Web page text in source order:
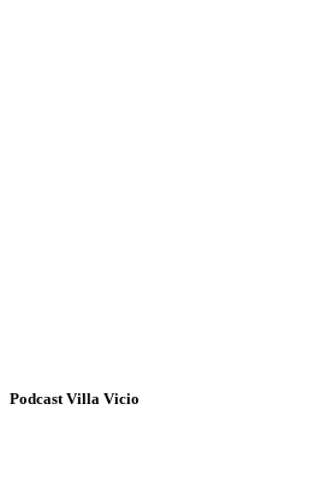
Podcast Villa Vicio